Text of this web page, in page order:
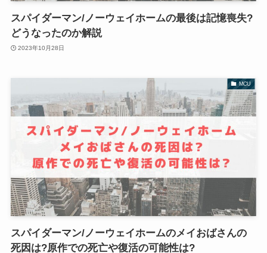
スパイダーマン/ノーウェイホームの最後は記憶喪失?
どうなったのか解説
2023年10月28日
MCU
スパイダーマン/ノーウェイホームのメイおばさんの
死因は?原作での死亡や復活の可能性は?